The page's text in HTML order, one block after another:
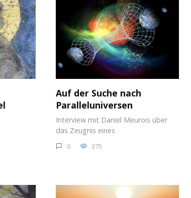
Auf der Suche nach
Paralleluniversen
Interview mit Daniel Meurois über
das Zeugnis eines
0 375